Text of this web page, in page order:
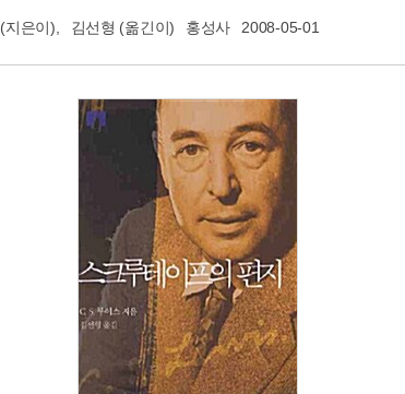
(지은이), 김선형 (옮긴이) 홍성사 2008-05-01